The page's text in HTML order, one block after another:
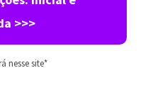
>>>
nesse site*